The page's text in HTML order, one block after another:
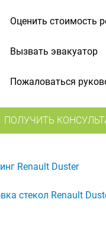
Оценить стоимость
Вызвать эвакуатор
Пожаловаться
ПОЛУЧИТЬ
Renault Duster
стекол Renault